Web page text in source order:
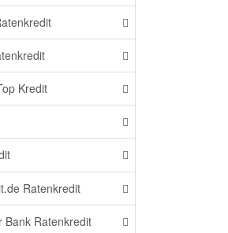
Kredit
Ratenkredit
Bank Ratenkredit